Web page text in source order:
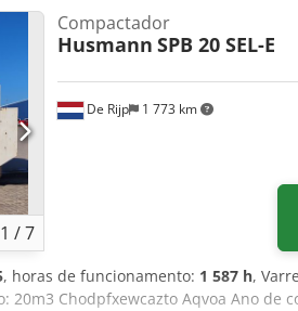
1 /7
De Rijp 1 773 km
Compactador
Husmann SPB 20 SEL-E
, horas de funcionamento: 1 587 h,
20m3 Chodpfxewcazto Aqvoa Ano de